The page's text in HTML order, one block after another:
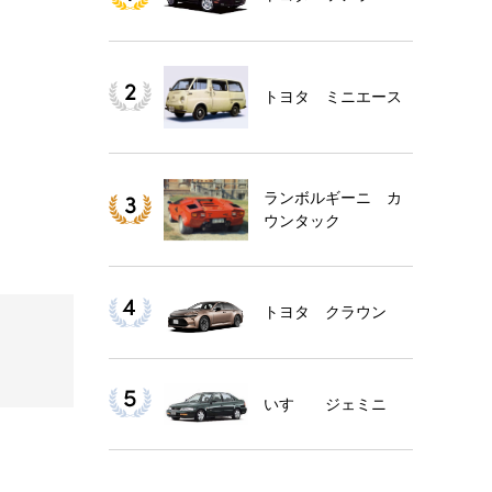
トヨタ ミニエース
ランボルギーニ カ
ウンタック
トヨタ クラウン
いすゞ ジェミニ